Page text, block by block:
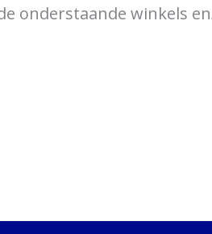
braces
onderstaande winkels